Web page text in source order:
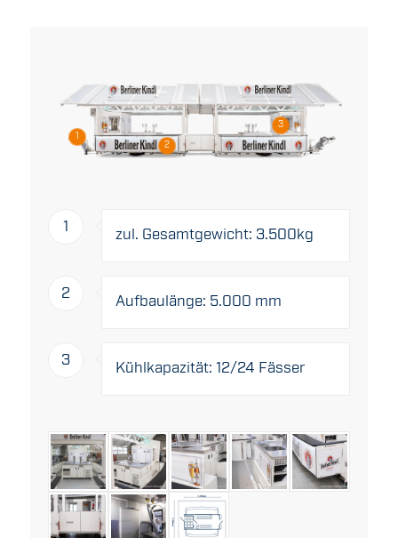
2
3
1
zul. Gesamtgewicht: 3.500kg
2
Aufbaulänge: 5.000 mm
3
Kühlkapazität: 12/24 Fässer